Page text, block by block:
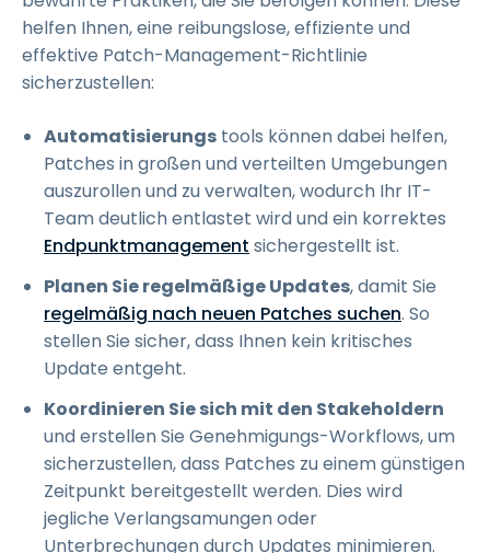
helfen Ihnen, eine reibungslose, effiziente und
effektive Patch-Management-Richtlinie
sicherzustellen:
Automatisierungs tools können dabei helfen,
Patches in großen und verteilten Umgebungen
auszurollen und zu verwalten, wodurch Ihr IT-
Team deutlich entlastet wird und ein korrektes
Endpunktmanagement sichergestellt ist.
Planen Sie regelmäßige Updates, damit Sie
regelmäßig nach neuen Patches suchen. So
stellen Sie sicher, dass Ihnen kein kritisches
Update entgeht.
Koordinieren Sie sich mit den Stakeholdern
und erstellen Sie Genehmigungs-Workflows, um
sicherzustellen, dass Patches zu einem günstigen
Zeitpunkt bereitgestellt werden. Dies wird
jegliche Verlangsamungen oder
Unterbrechungen durch Updates minimieren.